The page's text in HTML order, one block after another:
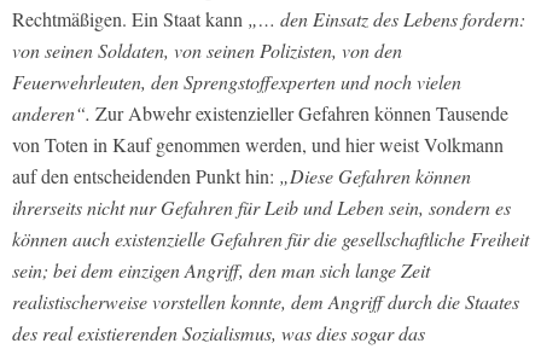
Rechtmäßigen. Ein Staat kann „… den Einsatz des Lebens fordern:
von seinen Soldaten, von seinen Polizisten, von den
Feuerwehrleuten, den Sprengstoffexperten und noch vielen
anderen“. Zur Abwehr existenzieller Gefahren können Tausende
von Toten in Kauf genommen werden, und hier weist Volkmann
auf den entscheidenden Punkt hin: „Diese Gefahren können
ihrerseits nicht nur Gefahren für Leib und Leben sein, sondern es
können auch existenzielle Gefahren für die gesellschaftliche Freiheit
sein; bei dem einzigen Angriff, den man sich lange Zeit
realistischerweise vorstellen konnte, dem Angriff durch die Staates
des real existierenden Sozialismus, was dies sogar das